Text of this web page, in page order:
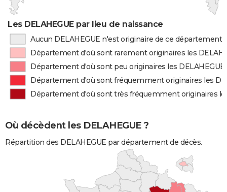
Les DELAHEGUE par lieu de naissance
Aucun DELAHEGUE n'est originaire de ce département
Département d'où sont rarement originaires les
Département d'où sont peu originaires les DELAHEGUE
Département d'où sont fréquemment originaires les
Département d'où sont très fréquemment originaires
Où décèdent les DELAHEGUE ?
Répartition des DELAHEGUE par département de décès.